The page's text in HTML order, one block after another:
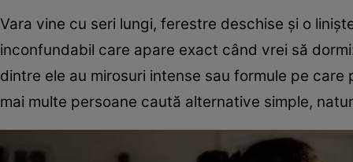
Vara vine cu seri lungi, ferestre deschise și o
inconfundabil care apare exact când vrei să
dintre ele au mirosuri intense sau formule pe
mai multe persoane caută alternative simple,